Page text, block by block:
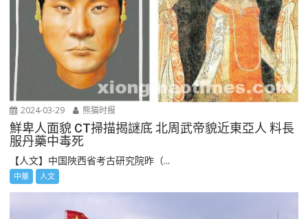
2024-03-29 熊猫时报
鮮卑人面貌 CT掃描揭謎底 北周武帝貌近東亞人 料長
服丹藥中毒死
【人文】中国陜西省考古研究院昨（...
中華 人文